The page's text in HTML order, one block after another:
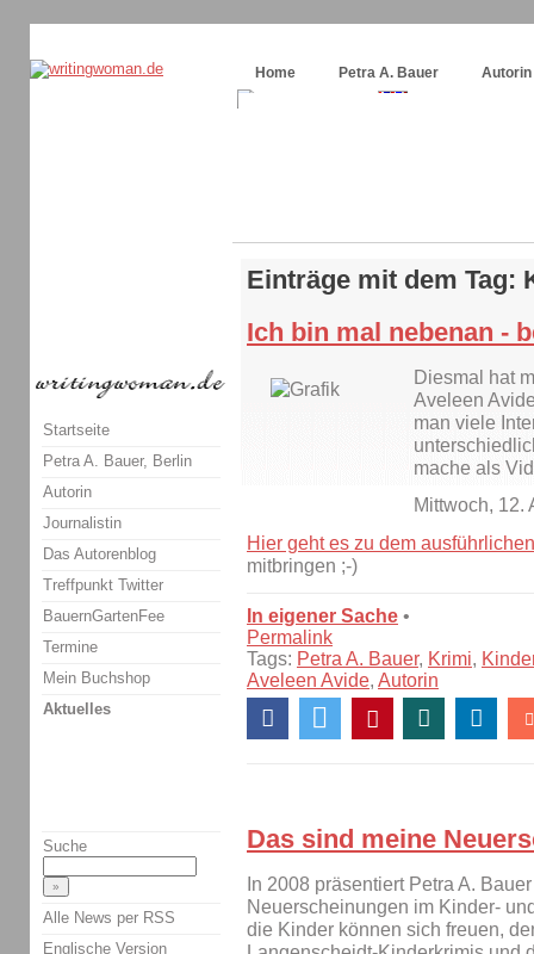
Home
Petra A. Bauer Autorin
Einträge mit dem Tag:
Ich bin mal nebenan -
Diesmal hat
Aveleen
man viele
mache als
Mittwoch, 12.
Hier geht es zu dem
mitbringen ;-)
In eigener Sache •
Permalink
Tags: Petra A. Bauer, Krimi,
Aveleen Avide, Autorin
Das sind meine
In 2008 präsentiert Petra A.
Neuerscheinungen im Kinder-
die Kinder können sich freuen,
Startseite
Petra A. Bauer, Berlin
Autorin
Journalistin
Das Autorenblog
Treffpunkt Twitter
BauernGartenFee
Termine
Mein Buchshop
Aktuelles
Suche
Alle News per RSS
Englische Version